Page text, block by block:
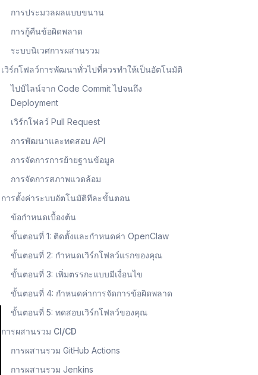
การประมวลผลแบบขนาน
การกู้คืนข้อผิดพลาด
ระบบนิเวศการผสานรวม
เวิร์กโฟลว์การพัฒนาทั่วไปที่ควรทำให้เป็นอัตโนมัติ
ไปป์ไลน์จาก Code Commit ไปจนถึง
Deployment
เวิร์กโฟลว์ Pull Request
การพัฒนาและทดสอบ API
การจัดการการย้ายฐานข้อมูล
การจัดการสภาพแวดล้อม
การตั้งค่าระบบอัตโนมัติทีละขั้นตอน
ข้อกำหนดเบื้องต้น
ขั้นตอนที่ 1: ติดตั้งและกำหนดค่า OpenClaw
ขั้นตอนที่ 2: กำหนดเวิร์กโฟลว์แรกของคุณ
ขั้นตอนที่ 3: เพิ่มตรรกะแบบมีเงื่อนไข
ขั้นตอนที่ 4: กำหนดค่าการจัดการข้อผิดพลาด
ขั้นตอนที่ 5: ทดสอบเวิร์กโฟลว์ของคุณ
การผสานรวม CI/CD
การผสานรวม GitHub Actions
การผสานรวม Jenkins